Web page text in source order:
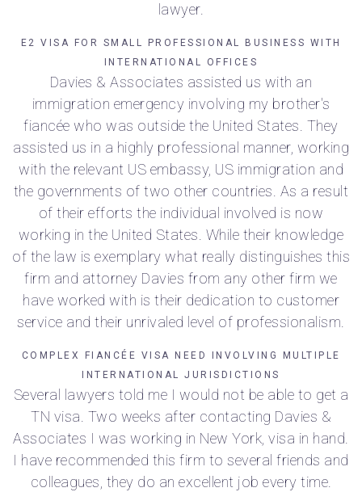
lawyer.
E2 VISA FOR SMALL PROFESSIONAL BUSINESS WITH
INTERNATIONAL OFFICES
Davies & Associates assisted us with an
immigration emergency involving my brother's
fiancée who was outside the United States. They
assisted us in a highly professional manner, working
with the relevant US embassy, US immigration and
the governments of two other countries. As a result
of their efforts the individual involved is now
working in the United States. While their knowledge
of the law is exemplary what really distinguishes this
firm and attorney Davies from any other firm we
have worked with is their dedication to customer
service and their unrivaled level of professionalism.
COMPLEX FIANCÉE VISA NEED INVOLVING MULTIPLE
INTERNATIONAL JURISDICTIONS
Several lawyers told me I would not be able to get a
TN visa. Two weeks after contacting Davies &
Associates I was working in New York, visa in hand.
I have recommended this firm to several friends and
colleagues, they do an excellent job every time.